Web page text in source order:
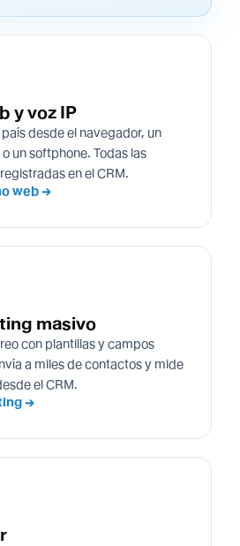
y voz IP
desde el navegador, un
un softphone. Todas las
en el CRM.
web →
masivo
con plantillas y campos
a miles de contactos y mide
el CRM.
→